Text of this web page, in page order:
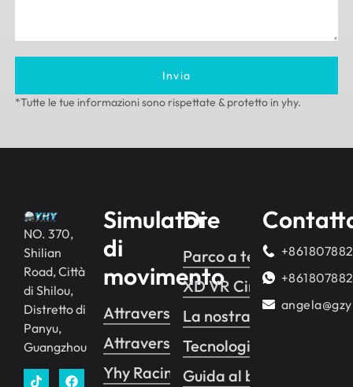
Invia
*Tutte le tue informazioni sono rispettate & protetto in yhy.
NO. 370,
Shilian
Road, Città
di Shilou,
Distretto di
Panyu,
Guangzhou
Simulatore
di
movimento
Attraversamento yhy 2
Attraversamento yhy 1
Yhy Racing
Di
Parco a tema VR
XD VR Cinema
La nostra storia
Tecnologia
Guida al business